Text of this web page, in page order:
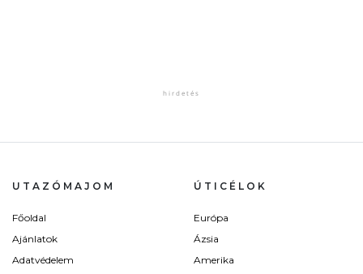
UTAZÓMAJOM
Főoldal
Ajánlatok
Adatvédelem
ÚTICÉLOK
Európa
Ázsia
Amerika